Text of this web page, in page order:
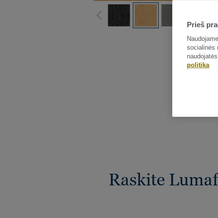
Raskite
Prieš
socialinės
politika